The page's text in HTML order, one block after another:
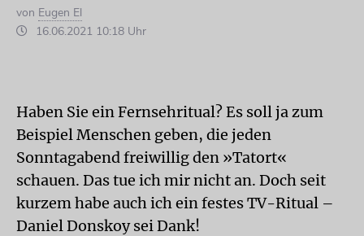
von Eugen El
16.06.2021 10:18 Uhr
Haben Sie ein Fernsehritual? Es soll ja zum
Beispiel Menschen geben, die jeden
Sonntagabend freiwillig den »Tatort«
schauen. Das tue ich mir nicht an. Doch seit
kurzem habe auch ich ein festes TV-Ritual –
Daniel Donskoy sei Dank!